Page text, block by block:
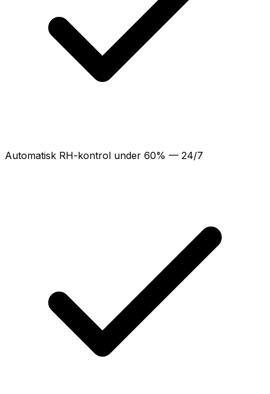
Automatisk RH-kontrol under 60% — 24/7